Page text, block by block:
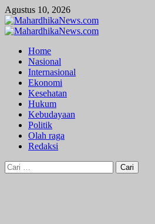
Skip
to
content
Agustus 10, 2026
Primary
Home
Nasional
Internasional
Ekonomi
Kesehatan
Hukum
Kebudayaan
Politik
Olah raga
Redaksi
Cari
untuk: